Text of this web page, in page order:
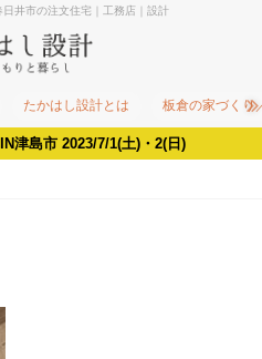
井市の注文住宅｜工務店｜設計
たかはし設計とは 板倉の家づくり
津島市 2023/7/1(土)・2(日)